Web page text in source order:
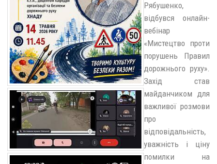
Рябушенко,
відбувся онлайн-
вебінар
«Мистецтво проти
порушень Правил
дорожнього руху».
Захід став
майданчиком для
важливої розмови
про
відповідальність,
уважність і ціну
помилки на